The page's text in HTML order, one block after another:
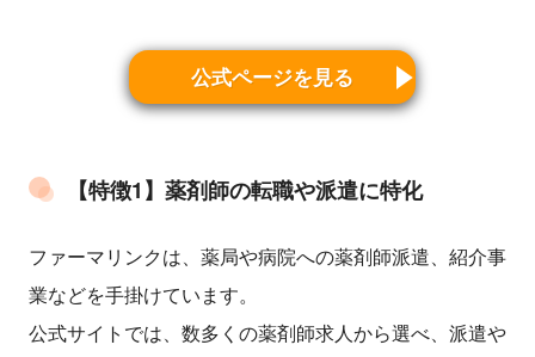
公式ページを見る
【特徴1】薬剤師の転職や派遣に特化
ファーマリンクは、薬局や病院への薬剤師派遣、紹介事
業などを手掛けています。
公式サイトでは、数多くの薬剤師求人から選べ、派遣や